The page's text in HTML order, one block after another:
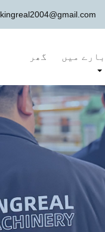
kingreal2004@gmail.com
گھر میں